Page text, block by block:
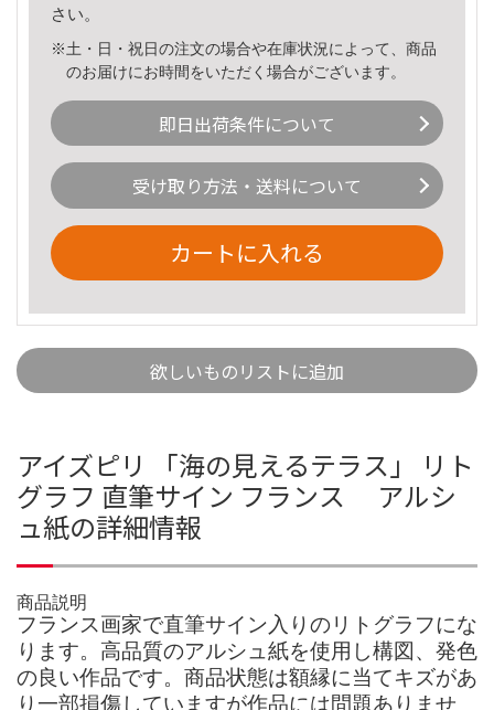
さい。
※土・日・祝日の注文の場合や在庫状況によって、商品
のお届けにお時間をいただく場合がございます。
即日出荷条件について
受け取り方法・送料について
カートに入れる
欲しいものリストに追加
アイズピリ 「海の見えるテラス」 リト
グラフ 直筆サイン フランス アルシ
ュ紙の詳細情報
商品説明
フランス画家で直筆サイン入りのリトグラフにな
ります。高品質のアルシュ紙を使用し構図、発色
の良い作品です。商品状態は額縁に当てキズがあ
り一部損傷していますが作品には問題ありませ